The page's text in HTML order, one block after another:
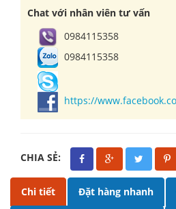
Chat với nhân viên tư vấn
0984115358
0984115358
https://
CHIA SẺ:
Chi tiết Đặt hàng nhanh